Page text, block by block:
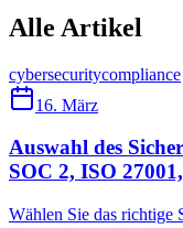
Alle Artikel
cybersecuritycompliance
16. März
Auswahl des
SOC 2, ISO
Wählen Sie das richtige